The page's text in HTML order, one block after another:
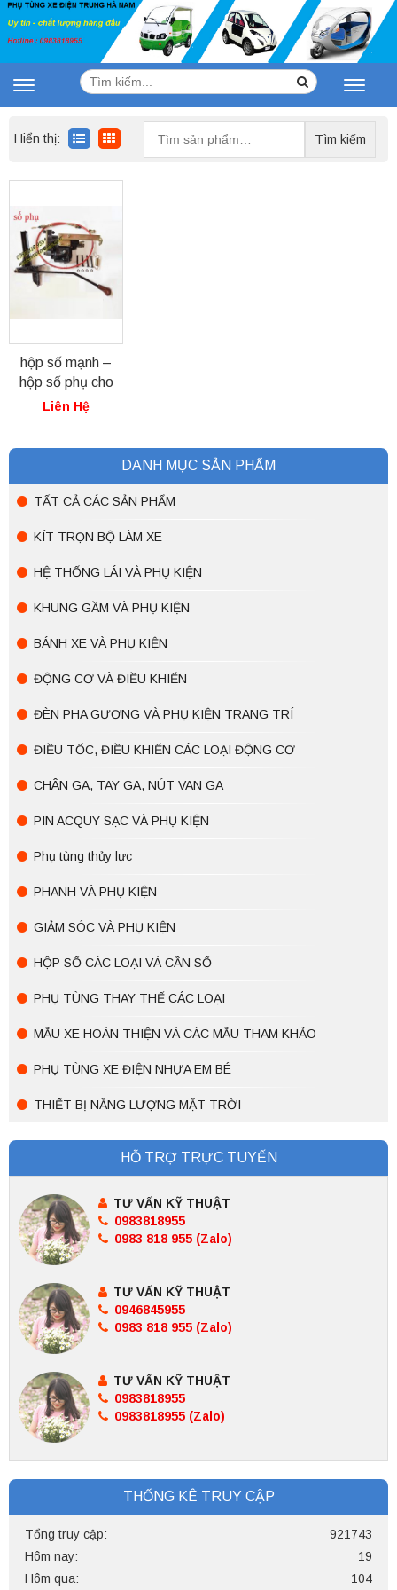
Toggle
navigation
Tìm
kiếm:
Search Toggle
Hiển thị: Tìm Tìm kiếm
hộp số mạnh –
hộp số phụ cho
cầu các đăng –
Liên Hệ
DANH MỤC SẢN PHẨM
TẤT CẢ CÁC SẢN PHẨM
KÍT TRỌN BỘ LÀM XE
HỆ THỐNG LÁI VÀ PHỤ KIỆN
KHUNG GẦM VÀ PHỤ KIỆN
BÁNH XE VÀ PHỤ KIỆN
ĐỘNG CƠ VÀ ĐIỀU KHIỂN
ĐÈN PHA GƯƠNG VÀ PHỤ KIỆN TRANG TRÍ
ĐIỀU TỐC, ĐIỀU KHIỂN CÁC LOẠI ĐỘNG CƠ
CHÂN GA, TAY GA, NÚT VAN GA
PIN ACQUY SẠC VÀ PHỤ KIỆN
Phụ tùng thủy lực
PHANH VÀ PHỤ KIỆN
GIẢM SÓC VÀ PHỤ KIỆN
HỘP SỐ CÁC LOẠI VÀ CẦN SỐ
PHỤ TÙNG THAY THẾ CÁC LOẠI
MẪU XE HOÀN THIỆN VÀ CÁC MẪU THAM KHẢO
PHỤ TÙNG XE ĐIỆN NHỰA EM BÉ
THIẾT BỊ NĂNG LƯỢNG MẶT TRỜI
HỖ TRỢ TRỰC TUYẾN
TƯ VẤN KỸ THUẬT
0983818955
0983 818 955 (Zalo)
TƯ VẤN KỸ THUẬT
0946845955
0983 818 955 (Zalo)
TƯ VẤN KỸ THUẬT
0983818955
0983818955 (Zalo)
THỐNG KÊ TRUY CẬP
921743
Tổng truy cập:
19
Hôm nay:
104
Hôm qua: